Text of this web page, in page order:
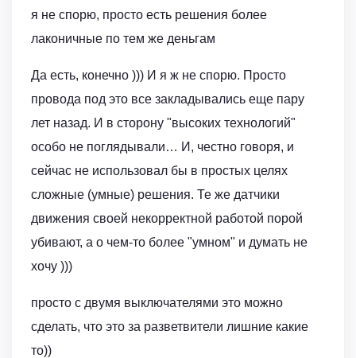
я не спорю, просто есть решения более
лаконичные по тем же деньгам
Да есть, конечно ))) И я ж не спорю. Просто
провода под это все закладывались еще пару
лет назад. И в сторону "высоких технологий"
особо не поглядывали… И, честно говоря, и
сейчас не использовал бы в простых целях
сложные (умные) решения. Те же датчики
движения своей некорректной работой порой
убивают, а о чем-то более "умном" и думать не
хочу )))
просто с двумя выключателями это можно
сделать, что это за разветвители лишние какие
то))